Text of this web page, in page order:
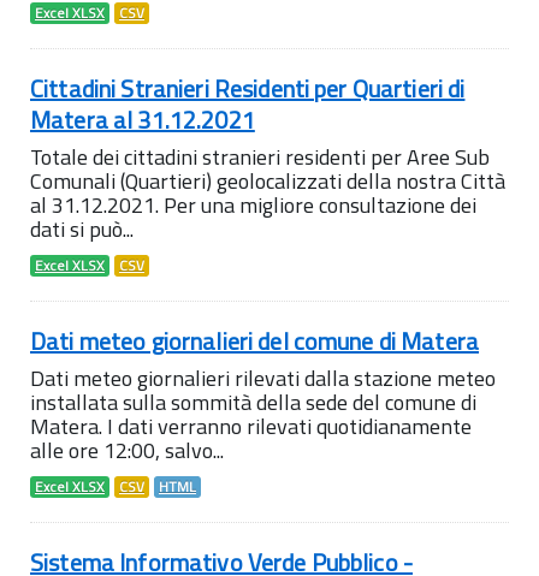
Excel XLSX CSV
Cittadini Stranieri Residenti per Quartieri di
Matera al 31.12.2021
Totale dei cittadini stranieri residenti per Aree Sub
Comunali (Quartieri) geolocalizzati della nostra Città
al 31.12.2021. Per una migliore consultazione dei
dati si può...
Excel XLSX CSV
Dati meteo giornalieri del comune di Matera
Dati meteo giornalieri rilevati dalla stazione meteo
installata sulla sommità della sede del comune di
Matera. I dati verranno rilevati quotidianamente
alle ore 12:00, salvo...
Excel XLSX CSV HTML
Sistema Informativo Verde Pubblico -